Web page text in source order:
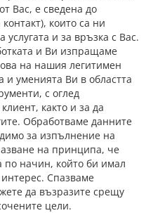
Вас, е сведена до
които са ни
и за връзка с Вас.
и Ви изпращаме
на нашия легитимен
уменията Ви в областта
с оглед
както и за да
Обработваме данните
за изпълнение на
на принципа, че
начин, който би имал
Спазваме
да възразите срещу
цели.